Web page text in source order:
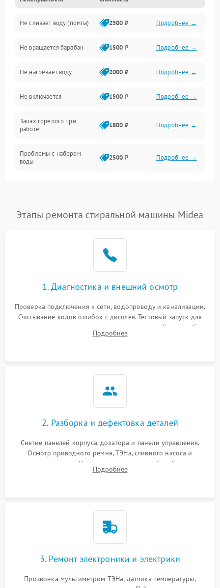
Водоснабжение
Слив
Программное обеспечение
Не сливает воду (помпа) 2500 ₽ Подробнее →
Не вращается барабан 1500 ₽ Подробнее →
Не нагревает воду 2000 ₽ Подробнее →
Не включается 1500 ₽ Подробнее →
Запах горелого при
работе
1800 ₽ Подробнее →
Проблемы с набором
воды
2500 ₽ Подробнее →
Замена платы управления Подробнее →
Этапы ремонта стиральной машины Midea
1. Диагностика и внешний осмотр
Проверка подключения к сети, водопроводу и канализации.
Считывание кодов ошибок с дисплея. Тестовый запуск для
выявления посторонних шумов, протечек или сбоев в работе
электронного модуля управления.
Подробнее
2. Разборка и дефектовка деталей
Снятие панелей корпуса, дозатора и панели управления.
Осмотр приводного ремня, ТЭНа, сливного насоса и
амортизаторов. Проверка подшипников барабана и
крестовины на износ, а манжеты люка на разрывы.
Подробнее
3. Ремонт электроники и электрики
Прозвонка мультиметром ТЭНа, датчика температуры,